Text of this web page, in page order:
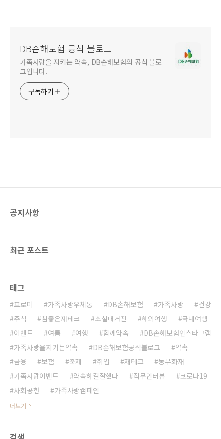
DB손해보험 공식 블로그
가족사랑을 지키는 약속, DB손해보험의 공식 블로
그입니다.
구독하기
공지사항
최근 포스트
태그
프로미 가족사랑우체통 DB손해보험 가족사랑
건강
주식
참좋은재테크 소셜매거진 해외여행
국내여행
이벤트
여름 여행 함께약속
DB손해보험인스타그램
가족사랑을지키는약속
DB손해보험공식블로그
약속
금융
보험 축제 취업 재테크
동부화재
가족사랑이벤트
약속하길잘했다 직무인터뷰
코로나19
사회공헌
가족사랑캠페인
더보기
검색